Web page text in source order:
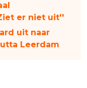
er niet uit''
uit naar
Leerdam